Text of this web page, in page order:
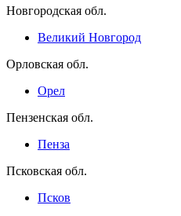
Новгородская обл.
Великий Новгород
Орловская обл.
Орел
Пензенская обл.
Пенза
Псковская обл.
Псков